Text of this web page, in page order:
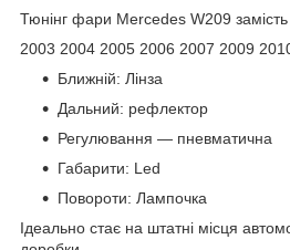
Тюнінг фари Mercedes W209 замість
2003 2004 2005 2006 2007 2009
Ближній: Лінза
Дальний: рефлектор
Регулювання — пневматична
Габарити: Led
Повороти: Лампочка
Ідеально стає на штатні місця